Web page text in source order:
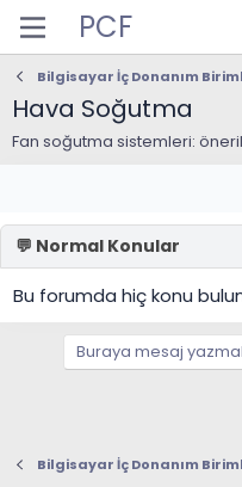
PCF
Bilgisayar İç Donanım
Hava Soğutma
Fan soğutma sistemleri:
Bu forumda hiç konu
Buraya mesaj
Bilgisayar İç Donanım